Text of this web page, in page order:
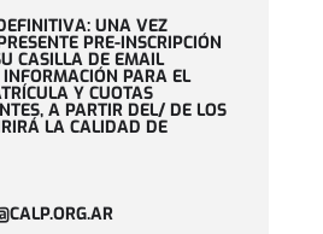
UNA VEZ
PRE-INSCRIPCIÓN
CASILLA DE EMAIL
PARA EL
Y CUOTAS
A PARTIR DEL/ DE LOS
LA CALIDAD DE